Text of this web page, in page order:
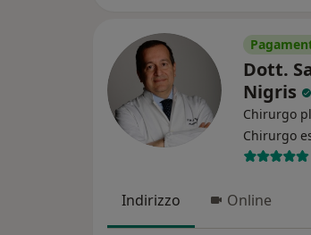
Dott.
Nigris
Chirurgo
Chirurgo
Indirizzo Online